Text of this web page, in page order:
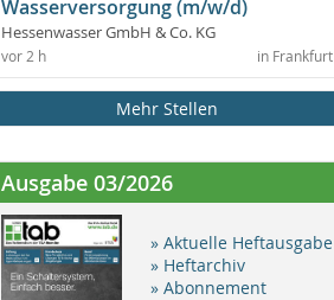
Wasserversorgung (m/w/d)
Hessenwasser GmbH & Co. KG
in Frankfurt
vor 2 h
Mehr Stellen
Ausgabe 03/2026
» Aktuelle Heftausgabe
» Heftarchiv
» Abonnement